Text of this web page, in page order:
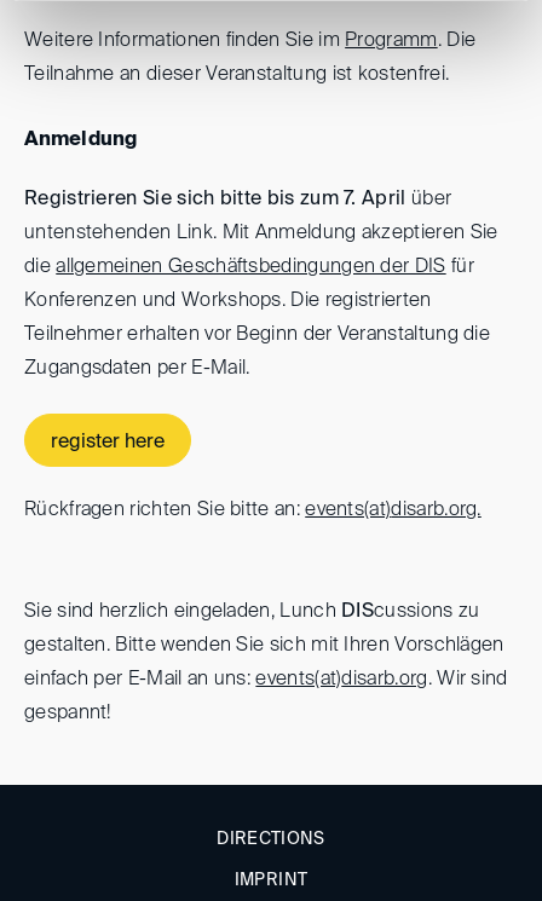
Weitere Informationen finden Sie im Programm. Die
Teilnahme an dieser Veranstaltung ist kostenfrei.
Anmeldung
Registrieren Sie sich bitte bis zum 7. April über
untenstehenden Link. Mit Anmeldung akzeptieren Sie
dieallgemeinen Geschäftsbedingungen der DIS für
Konferenzen und Workshops. Die registrierten
Teilnehmer erhalten vor Beginn der Veranstaltung die
Zugangsdaten per E-Mail.
register here
Rückfragen richten Sie bitte an:events(at)disarb.org.
Sie sind herzlich eingeladen, Lunch DIScussions zu
gestalten. Bitte wenden Sie sich mit Ihren Vorschlägen
einfach per E-Mail an uns:events(at)disarb.org. Wir sind
gespannt!
DIRECTIONS
IMPRINT